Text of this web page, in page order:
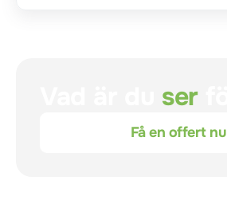
ser
Få en offert nu